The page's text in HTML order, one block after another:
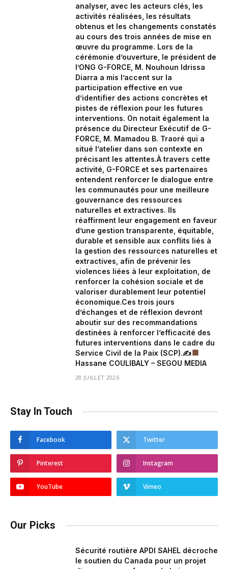
analyser, avec les acteurs clés, les
activités réalisées, les résultats
obtenus et les changements constatés
au cours des trois années de mise en
œuvre du programme. Lors de la
cérémonie d’ouverture, le président de
l’ONG G-FORCE, M. Nouhoun Idrissa
Diarra a mis l’accent sur la
participation effective en vue
d’identifier des actions concrètes et
pistes de réflexion pour les futures
interventions. On notait également la
présence du Directeur Exécutif de G-
FORCE, M. Mamadou B. Traoré qui a
situé l’atelier dans son contexte en
précisant les attentes.À travers cette
activité, G-FORCE et ses partenaires
entendent renforcer le dialogue entre
les communautés pour une meilleure
gouvernance des ressources
naturelles et extractives. Ils
réaffirment leur engagement en faveur
d’une gestion transparente, équitable,
durable et sensible aux conflits liés à
la gestion des ressources naturelles et
extractives, afin de prévenir les
violences liées à leur exploitation, de
renforcer la cohésion sociale et de
valoriser durablement leur potentiel
économique.Ces trois jours
d’échanges et de réflexion devront
aboutir sur des recommandations
destinées à renforcer l’efficacité des
futures interventions dans le cadre du
Service Civil de la Paix (SCP).✍
Hassane COULIBALY – SEGOU MEDIA
28 JUILLET 2026
Stay In Touch
Facebook Twitter
Pinterest Instagram
YouTube Vimeo
Our Picks
Sécurité routière APDI SAHEL décroche
le soutien du Canada pour un projet